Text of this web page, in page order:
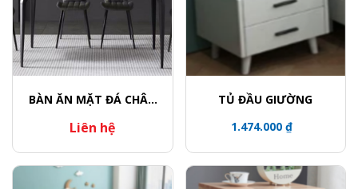
BÀN ĂN MẶT ĐÁ CHÂN
Liên hệ
TỦ ĐẦU GIƯỜNG
1.474.000 ₫